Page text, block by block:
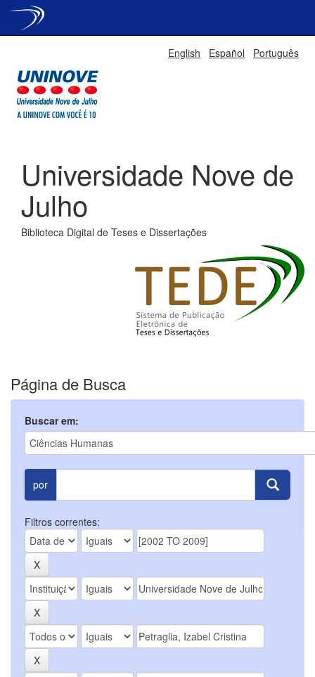
English Español Português
Universidade Nove de
Julho
Biblioteca Digital de Teses e Dissertações
Página de Busca
Buscar em:
por
Filtros correntes: